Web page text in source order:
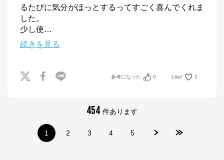
るたびに気分がほっとするってすごく喜んでくれま
した。
少し使…
続きを見る
参考になった 0 Like! 1
454 件あります
1 2 3 4 5